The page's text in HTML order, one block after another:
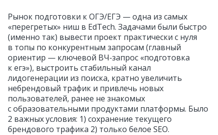
Рынок подготовки к ОГЭ/ЕГЭ — одна из самых
«перегретых» ниш в EdTech. Задачами были быстро
(именно так) вывести проект практически с нуля
в топы по конкурентным запросам (главный
ориентир — ключевой ВЧ‑запрос «подготовка
к егэ»), выстроить стабильный канал
лидогенерации из поиска, кратно увеличить
небрендовый трафик и привлечь новых
пользователей, ранее не знакомых
с образовательными продуктами платформы. Было
2 важных условия: 1) сохранение текущего
брендового трафика 2) только белое SEO.